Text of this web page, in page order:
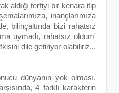
aldığı terfiyi bir kenara itip
inançlarımıza
bilinçaltında bizi rahatsız
uymadı, rahatsız oldum'
dile getiriyor olabiliriz...
dünyanın yok olması,
4 farklı karakterin